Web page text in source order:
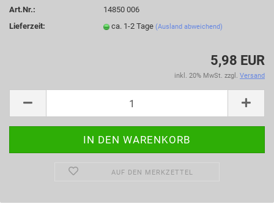
Art.Nr.:
14850 006
Lieferzeit:
ca. 1-2 Tage(Ausland abweichend)
5,98 EUR
inkl. 20% MwSt. zzgl. Versand
AUF DEN MERKZETTEL